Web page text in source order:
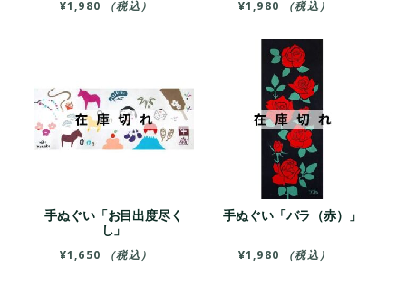
¥1,980 （税込） ¥1,980 （税込）
手ぬぐい「お目出度尽く
し」
¥1,650 （税込）
手ぬぐい「バラ（赤）」
¥1,980 （税込）